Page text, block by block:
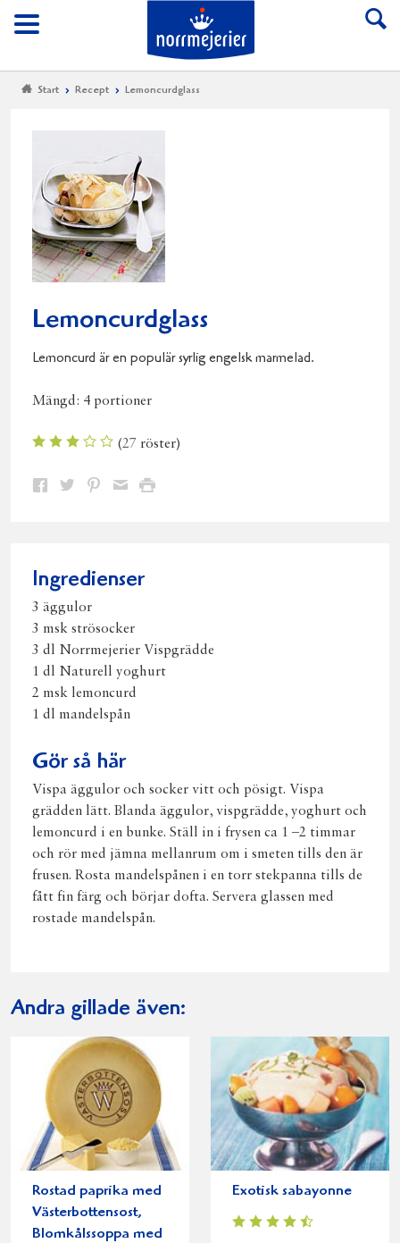
Meny
Till Norrmejerier
Start Recept Lemoncurdglass
Lemoncurdglass
Lemoncurd är en populär syrlig engelsk marmelad.
Mängd: 4 portioner
(27 röster)
Dela Dela Dela DelaSkriv
Ingredienser
3 äggulor
3 msk strösocker
3 dl Norrmejerier Vispgrädde
1 dl Naturell yoghurt
2 msk lemoncurd
1 dl mandelspån
Gör så här
Vispa äggulor och socker vitt och pösigt. Vispa
grädden lätt. Blanda äggulor, vispgrädde, yoghurt och
lemoncurd i en bunke. Ställ in i frysen ca 1 –2 timmar
och rör med jämna mellanrum om i smeten tills den är
frusen. Rosta mandelspånen i en torr stekpanna tills de
fått fin färg och börjar dofta. Servera glassen med
rostade mandelspån.
Andra gillade även:
Rostad paprika med
Västerbottensost,
Blomkålssoppa med
Exotisk sabayonne